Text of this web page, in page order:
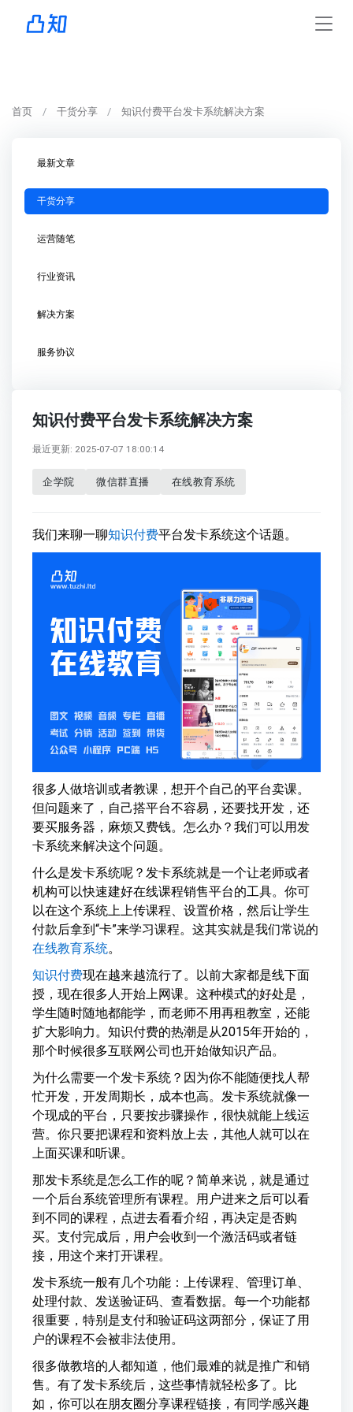
首页 干货分享 知识付费平台发卡系统解决方案
最新文章
干货分享
运营随笔
行业资讯
解决方案
服务协议
知识付费平台发卡系统解决方案
最近更新: 2025-07-07 18:00:14
企学院 微信群直播 在线教育系统
我们来聊一聊知识付费平台发卡系统这个话题。
很多人做培训或者教课，想开个自己的平台卖课。
但问题来了，自己搭平台不容易，还要找开发，还
要买服务器，麻烦又费钱。怎么办？我们可以用发
卡系统来解决这个问题。
什么是发卡系统呢？发卡系统就是一个让老师或者
机构可以快速建好在线课程销售平台的工具。你可
以在这个系统上上传课程、设置价格，然后让学生
付款后拿到“卡”来学习课程。这其实就是我们常说的
在线教育系统。
知识付费现在越来越流行了。以前大家都是线下面
授，现在很多人开始上网课。这种模式的好处是，
学生随时随地都能学，而老师不用再租教室，还能
扩大影响力。知识付费的热潮是从2015年开始的，
那个时候很多互联网公司也开始做知识产品。
为什么需要一个发卡系统？因为你不能随便找人帮
忙开发，开发周期长，成本也高。发卡系统就像一
个现成的平台，只要按步骤操作，很快就能上线运
营。你只要把课程和资料放上去，其他人就可以在
上面买课和听课。
那发卡系统是怎么工作的呢？简单来说，就是通过
一个后台系统管理所有课程。用户进来之后可以看
到不同的课程，点进去看看介绍，再决定是否购
买。支付完成后，用户会收到一个激活码或者链
接，用这个来打开课程。
发卡系统一般有几个功能：上传课程、管理订单、
处理付款、发送验证码、查看数据。每一个功能都
很重要，特别是支付和验证码这两部分，保证了用
户的课程不会被非法使用。
很多做教培的人都知道，他们最难的就是推广和销
售。有了发卡系统后，这些事情就轻松多了。比
如，你可以在朋友圈分享课程链接，有同学感兴趣